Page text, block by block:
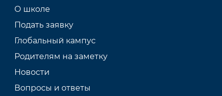
О школе
Подать заявку
Глобальный кампус
Родителям на заметку
Новости
Вопросы и ответы